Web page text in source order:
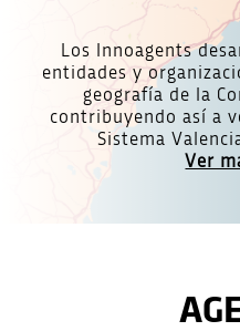
Los Innoagents
entidades y
geografía de la
contribuyendo así a
Sistema
Ver